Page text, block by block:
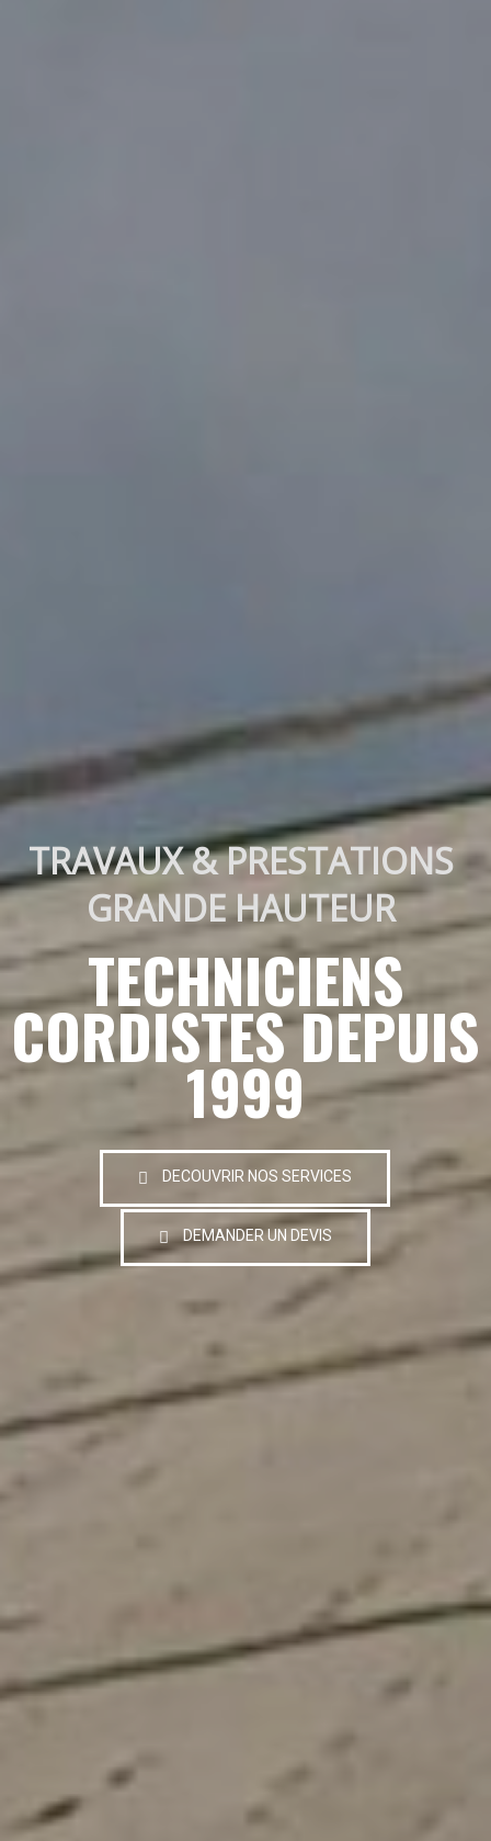
TRAVAUX & PRESTATIONS
GRANDE HAUTEUR
TECHNICIENS
CORDISTES DEPUIS
1999
DECOUVRIR NOS SERVICES
DEMANDER UN DEVIS